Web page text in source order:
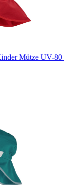
Mütze UV-80